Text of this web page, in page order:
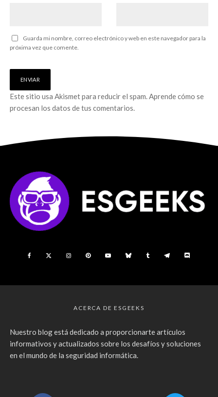
Guarda mi nombre, correo electrónico y web en este navegador para la
próxima vez que comente.
Este sitio usa Akismet para reducir el spam.Aprende cómo se
procesan los datos de tus comentarios.
ACERCA DE ESGEEKS
Nuestro blog está dedicado a proporcionarte artículos
informativos y actualizados sobre los desafíos y soluciones
en el mundo de la seguridad informática.